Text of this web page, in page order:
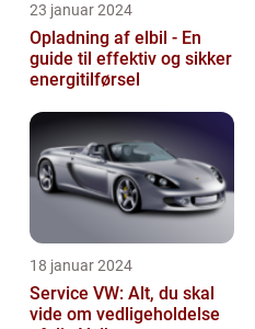
23 januar 2024
Opladning af elbil - En
guide til effektiv og sikker
energitilførsel
18 januar 2024
Service VW: Alt, du skal
vide om vedligeholdelse